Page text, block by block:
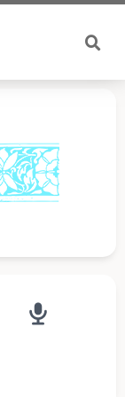
تخطي
المحتوى